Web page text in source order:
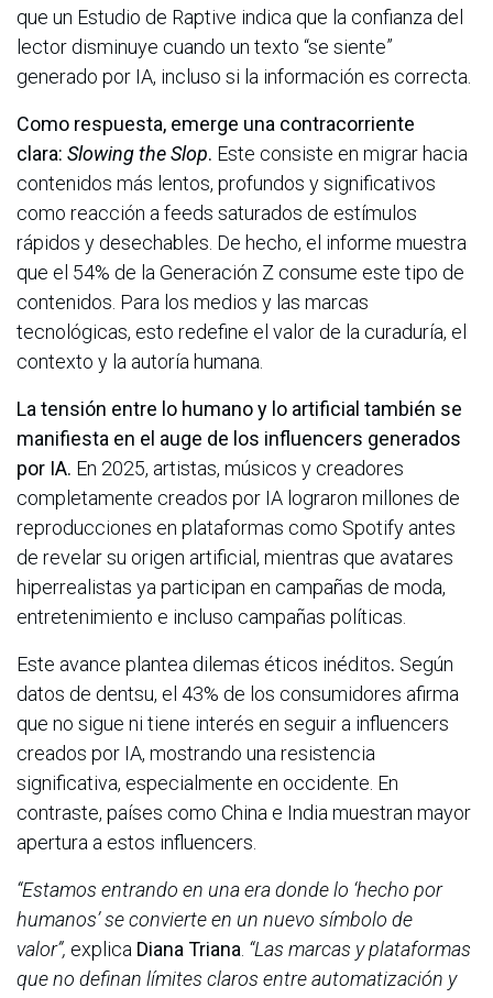
que un Estudio de Raptive indica que la confianza del
lector disminuye cuando un texto “se siente”
generado por IA, incluso si la información es correcta.
Como respuesta, emerge una contracorriente
clara: Slowing the Slop. Este consiste en migrar hacia
contenidos más lentos, profundos y significativos
como reacción a feeds saturados de estímulos
rápidos y desechables. De hecho, el informe muestra
que el 54% de la Generación Z consume este tipo de
contenidos. Para los medios y las marcas
tecnológicas, esto redefine el valor de la curaduría, el
contexto y la autoría humana.
La tensión entre lo humano y lo artificial también se
manifiesta en el auge de los influencers generados
por IA. En 2025, artistas, músicos y creadores
completamente creados por IA lograron millones de
reproducciones en plataformas como Spotify antes
de revelar su origen artificial, mientras que avatares
hiperrealistas ya participan en campañas de moda,
entretenimiento e incluso campañas políticas.
Este avance plantea dilemas éticos inéditos. Según
datos de dentsu, el 43% de los consumidores afirma
que no sigue ni tiene interés en seguir a influencers
creados por IA, mostrando una resistencia
significativa, especialmente en occidente. En
contraste, países como China e India muestran mayor
apertura a estos influencers.
“Estamos entrando en una era donde lo ‘hecho por
humanos’ se convierte en un nuevo símbolo de
valor”, explica Diana Triana “Las marcas y plataformas
que no definan límites claros entre automatización y